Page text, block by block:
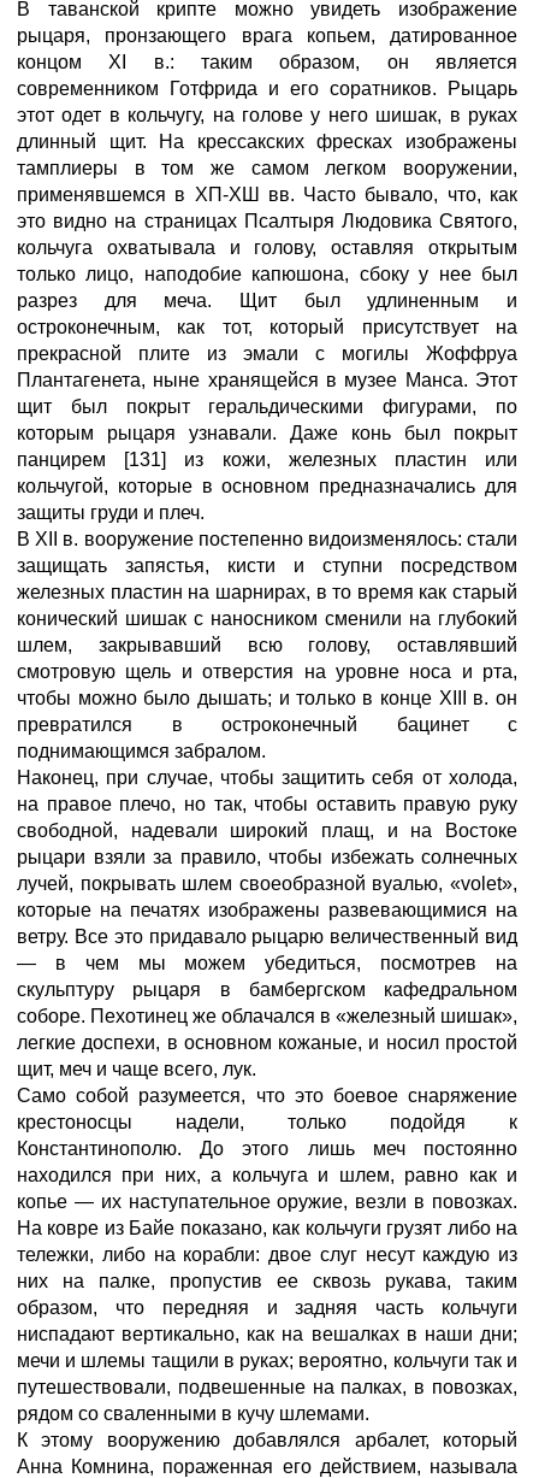
В таванской крипте можно увидеть изображение
рыцаря, пронзающего врага копьем, датированное
концом XI в.: таким образом, он является
современником Готфрида и его соратников. Рыцарь
этот одет в кольчугу, на голове у него шишак, в руках
длинный щит. На крессакских фресках изображены
тамплиеры в том же самом легком вооружении,
применявшемся в ХП-ХШ вв. Часто бывало, что, как
это видно на страницах Псалтыря Людовика Святого,
кольчуга охватывала и голову, оставляя открытым
только лицо, наподобие капюшона, сбоку у нее был
разрез для меча. Щит был удлиненным и
остроконечным, как тот, который присутствует на
прекрасной плите из эмали с могилы Жоффруа
Плантагенета, ныне хранящейся в музее Манса. Этот
щит был покрыт геральдическими фигурами, по
которым рыцаря узнавали. Даже конь был покрыт
панцирем [131] из кожи, железных пластин или
кольчугой, которые в основном предназначались для
защиты груди и плеч.
В XII в. вооружение постепенно видоизменялось: стали
защищать запястья, кисти и ступни посредством
железных пластин на шарнирах, в то время как старый
конический шишак с наносником сменили на глубокий
шлем, закрывавший всю голову, оставлявший
смотровую щель и отверстия на уровне носа и рта,
чтобы можно было дышать; и только в конце XIII в. он
превратился в остроконечный бацинет с
поднимающимся забралом.
Наконец, при случае, чтобы защитить себя от холода,
на правое плечо, но так, чтобы оставить правую руку
свободной, надевали широкий плащ, и на Востоке
рыцари взяли за правило, чтобы избежать солнечных
лучей, покрывать шлем своеобразной вуалью, «volet»,
которые на печатях изображены развевающимися на
ветру. Все это придавало рыцарю величественный вид
— в чем мы можем убедиться, посмотрев на
скульптуру рыцаря в бамбергском кафедральном
соборе. Пехотинец же облачался в «железный шишак»,
легкие доспехи, в основном кожаные, и носил простой
щит, меч и чаще всего, лук.
Само собой разумеется, что это боевое снаряжение
крестоносцы надели, только подойдя к
Константинополю. До этого лишь меч постоянно
находился при них, а кольчуга и шлем, равно как и
копье — их наступательное оружие, везли в повозках.
На ковре из Байе показано, как кольчуги грузят либо на
тележки, либо на корабли: двое слуг несут каждую из
них на палке, пропустив ее сквозь рукава, таким
образом, что передняя и задняя часть кольчуги
ниспадают вертикально, как на вешалках в наши дни;
мечи и шлемы тащили в руках; вероятно, кольчуги так и
путешествовали, подвешенные на палках, в повозках,
рядом со сваленными в кучу шлемами.
К этому вооружению добавлялся арбалет, который
Анна Комнина, пораженная его действием, называла